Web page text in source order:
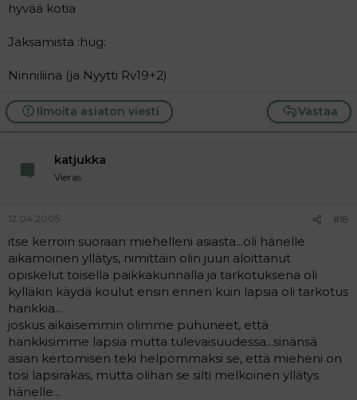
hyvää kotia
Jaksamista :hug:
Ninniliina (ja Nyytti Rv19+2)
Vastaa
Ilmoita asiaton viesti
katjukka
Vieras
12.04.2005 #18
itse kerroin suoraan miehelleni asiasta...oli hänelle
aikamoinen yllätys, nimittäin olin juuri aloittanut
opiskelut toisella paikkakunnalla ja tarkotuksena oli
kylläkin käydä koulut ensin ennen kuin lapsia oli tarkotus
hankkia...
joskus aikaisemmin olimme puhuneet, että
hankkisimme lapsia mutta tulevaisuudessa...sinänsä
asian kertomisen teki helpommaksi se, että mieheni on
tosi lapsirakas, mutta olihan se silti melkoinen yllätys
hänelle...